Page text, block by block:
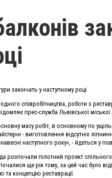
закінчать у наступному році
співробітництва, роботи з
прес-служба Львівської міської
масу робіт, в основному по
- виготовлення відсутніх
наступного року», - йдеться у
розпочали пілотний проект
ще рік тому, за цей час було
та концепцію реставрації.